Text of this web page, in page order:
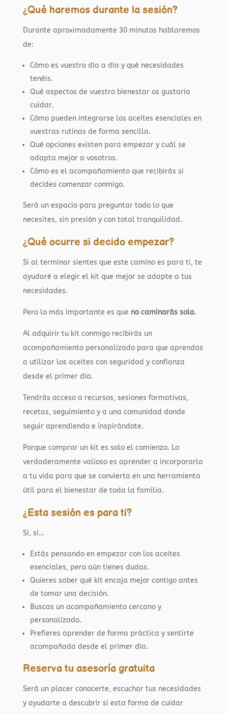
¿Qué haremos durante la sesión?
Durante aproximadamente 30 minutos hablaremos
de:
Cómo es vuestro día a día y qué necesidades
tenéis.
Qué aspectos de vuestro bienestar os gustaría
cuidar.
Cómo pueden integrarse los aceites esenciales en
vuestras rutinas de forma sencilla.
Qué opciones existen para empezar y cuál se
adapta mejor a vosotros.
Cómo es el acompañamiento que recibirás si
decides comenzar conmigo.
Será un espacio para preguntar todo lo que
necesites, sin presión y con total tranquilidad.
¿Qué ocurre si decido empezar?
Si al terminar sientes que este camino es para ti, te
ayudaré a elegir el kit que mejor se adapte a tus
necesidades.
Pero lo más importante es que no caminarás sola.
Al adquirir tu kit conmigo recibirás un
acompañamiento personalizado para que aprendas
a utilizar los aceites con seguridad y confianza
desde el primer día.
Tendrás acceso a recursos, sesiones formativas,
recetas, seguimiento y a una comunidad donde
seguir aprendiendo e inspirándote.
Porque comprar un kit es solo el comienzo. Lo
verdaderamente valioso es aprender a incorporarlo
a tu vida para que se convierta en una herramienta
útil para el bienestar de toda la familia.
¿Esta sesión es para ti?
Sí, si…
Estás pensando en empezar con los aceites
esenciales, pero aún tienes dudas.
Quieres saber qué kit encaja mejor contigo antes
de tomar una decisión.
Buscas un acompañamiento cercano y
personalizado.
Prefieres aprender de forma práctica y sentirte
acompañada desde el primer día.
Reserva tu asesoría gratuita
Será un placer conocerte, escuchar tus necesidades
y ayudarte a descubrir si esta forma de cuidar